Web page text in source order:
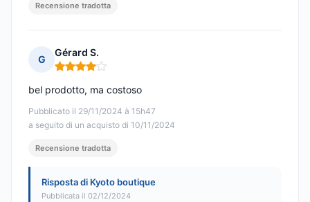
Recensione tradotta
G
Gérard S.
Nota: 4 su 5
Pubblicato il 29/11/2024 à 15h47
a seguito di un acquisto di 10/11/2024
bel prodotto, ma costoso
Recensione tradotta
Risposta di Kyoto boutique
Pubblicata il 02/12/2024